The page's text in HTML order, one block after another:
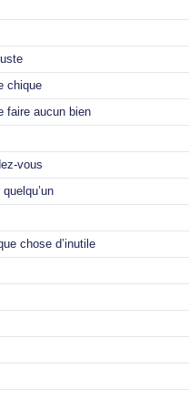
chique
faire aucun bien
vous
chose d’inutile